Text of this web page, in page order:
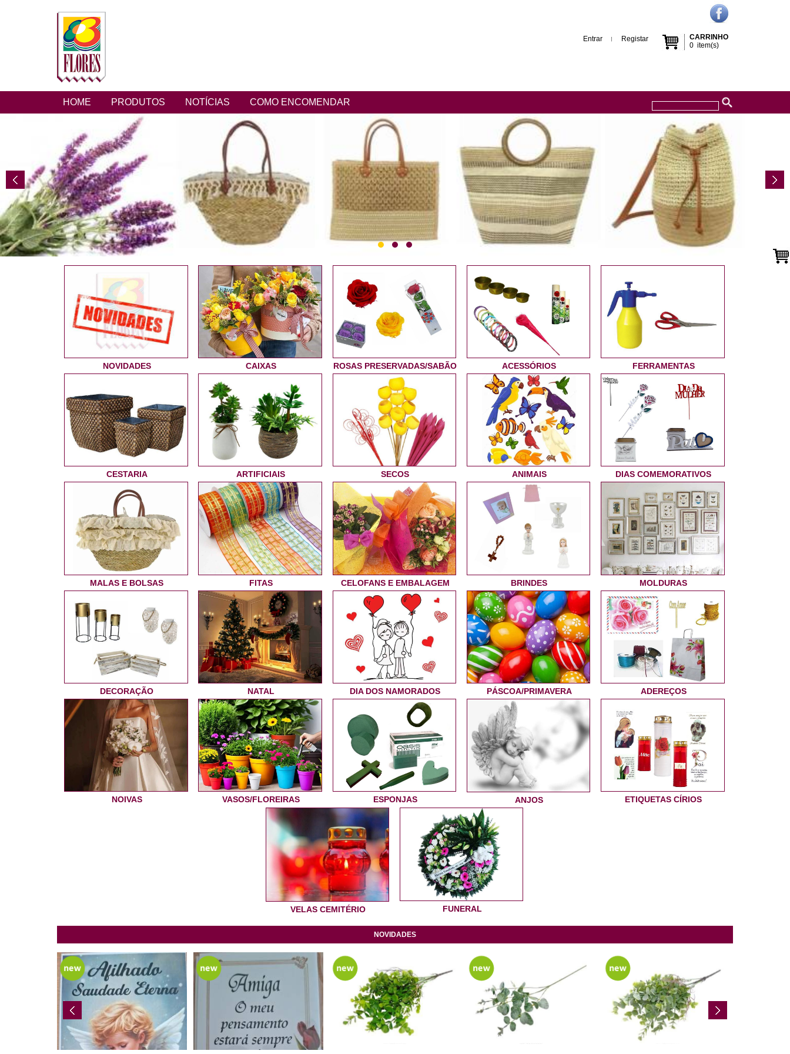
CARRINHO
0 item(s)
Entrar Registar
HOME PRODUTOS NOTÍCIAS COMO ENCOMENDAR
NOVIDADES CAIXAS ROSAS PRESERVADAS/SABÃO ACESSÓRIOS FERRAMENTAS
CESTARIA ARTIFICIAIS SECOS ANIMAIS DIAS COMEMORATIVOS
MALAS E BOLSAS FITAS CELOFANS E EMBALAGEM BRINDES MOLDURAS
DECORAÇÃO NATAL DIA DOS NAMORADOS PÁSCOA/PRIMAVERA ADEREÇOS
NOIVAS VASOS/FLOREIRAS ESPONJAS ANJOS ETIQUETAS CÍRIOS
VELAS CEMITÉRIO FUNERAL
NOVIDADES